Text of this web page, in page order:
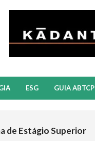
ESG GUIA ABTCP
de Estágio Superior